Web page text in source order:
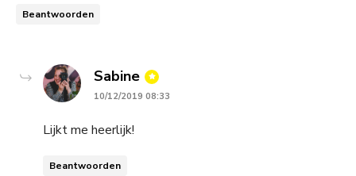
Beantwoorden
Sabine says:
10/12/2019 08:33
Lijkt me heerlijk!
Beantwoorden